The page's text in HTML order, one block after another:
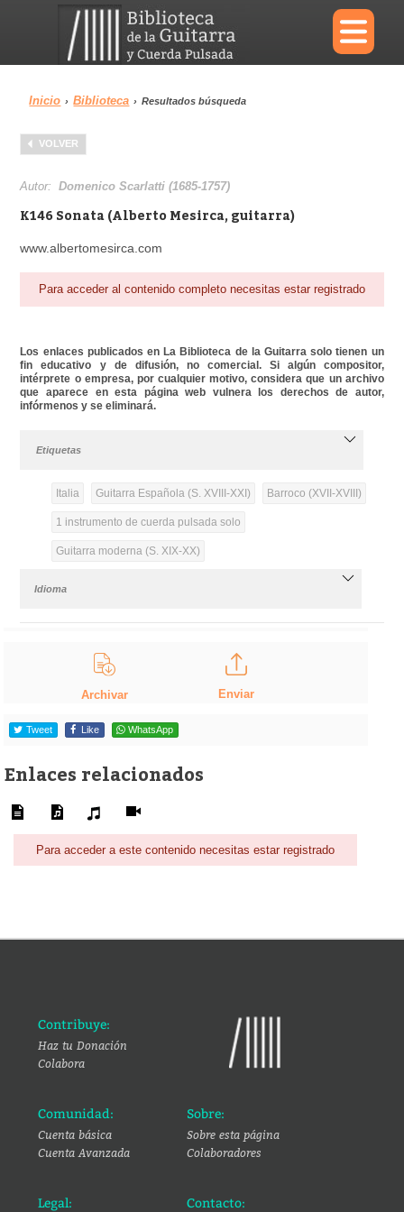
×
Menu
Biblioteca
Área personal Reproductor
Inicio › Biblioteca › Resultados búsqueda
VOLVER
Autor:Domenico Scarlatti (1685-1757)
K146 Sonata (Alberto Mesirca, guitarra)
www.albertomesirca.com
Para acceder al contenido completo necesitas estar registrado
Los enlaces publicados en La Biblioteca de la Guitarra solo tienen un
fin educativo y de difusión, no comercial. Si algún compositor,
intérprete o empresa, por cualquier motivo, considera que un archivo
que aparece en esta página web vulnera los derechos de autor,
infórmenos y se eliminará.
Etiquetas
Italia Guitarra Española (S. XVIII-XXI) Barroco (XVII-XVIII)
1 instrumento de cuerda pulsada solo
Guitarra moderna (S. XIX-XX)
Idioma
Archivar Enviar
Tweet Like WhatsApp
Enlaces relacionados
Para acceder a este contenido necesitas estar registrado
Contribuye:
Haz tu Donación
Colabora
Comunidad:
Cuenta básica
Cuenta Avanzada
Sobre:
Sobre esta página
Colaboradores
Legal: Contacto: